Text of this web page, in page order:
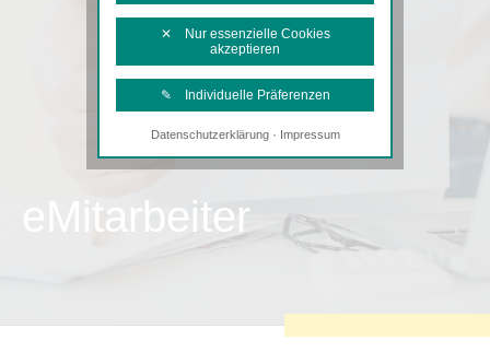
eMitarbeiter
✕ Nur essenzielle Cookies
akzeptieren
✎ Individuelle Präferenzen
Notwendige Cookies
Diese Cookies sind erforderlich, um die
Tracking- und Targeting-Cookies
Diese Cookies sind erforderlich, um
Angebotes einschließlich der
Datenschutzerklärung· Impressum